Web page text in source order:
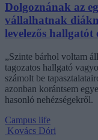
Dolgoznának az
vállalhatnak
levelezős
„Szinte bárhol voltam
tagozatos hallgató
számolt be
azonban korántsem
hasonló nehézségekről.
Campus life
Kovács Dóri